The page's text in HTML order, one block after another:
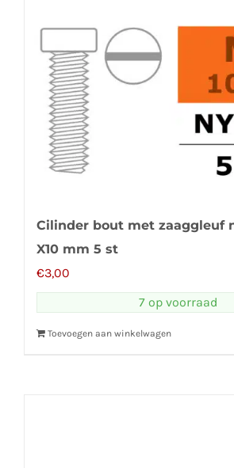
Cilinder bout met zaaggleuf
X10 mm 5 st
€3,00
7 op voorraad
Toevoegen aan winkelwagen